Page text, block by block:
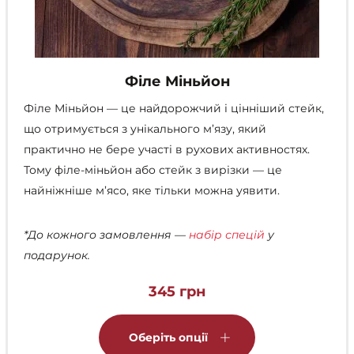
Філе Міньйон
Філе Міньйон — це найдорожчий і цінніший стейк,
що отримується з унікального м’язу, який
практично не бере участі в рухових активностях.
Тому філе-міньйон або стейк з вирізки — це
найніжніше м’ясо, яке тільки можна уявити.
*До кожного замовлення — набір спецій у
подарунок.
345 грн
Оберіть опції